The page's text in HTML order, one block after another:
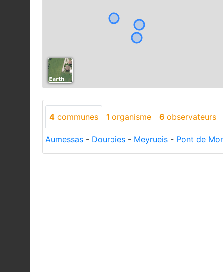
4 communes 1 organisme 6 observateurs
Aumessas - Dourbies - Meyrueis - Pont de